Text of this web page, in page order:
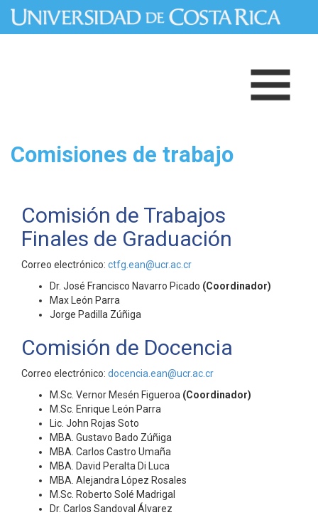
Pasar al contenido principal
Comisiones de trabajo
Comisión de Trabajos
Finales de Graduación
Correo electrónico: ctfg.ean@ucr.ac.cr
Dr. José Francisco Navarro Picado (Coordinador)
Max León Parra
Jorge Padilla Zúñiga
Comisión de Docencia
Correo electrónico: docencia.ean@ucr.ac.cr
M.Sc. Vernor Mesén Figueroa (Coordinador)
M.Sc. Enrique León Parra
Lic. John Rojas Soto
MBA. Gustavo Bado Zúñiga
MBA. Carlos Castro Umaña
MBA. David Peralta Di Luca
MBA. Alejandra López Rosales
M.Sc. Roberto Solé Madrigal
Dr. Carlos Sandoval Álvarez